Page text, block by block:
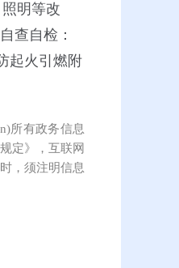
明等改
查自检：
起火引燃附
所有政务信息
定》，互联网
，须注明信息